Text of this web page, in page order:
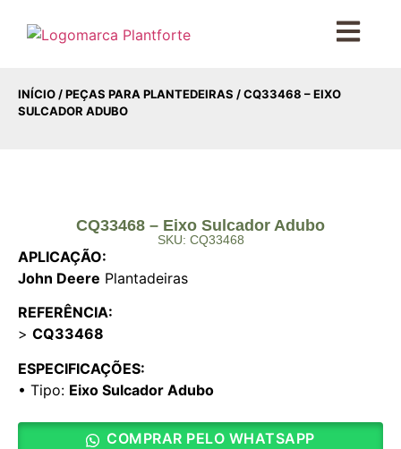
INÍCIO /PEÇAS PARA PLANTEDEIRAS / CQ33468 – EIXO
SULCADOR ADUBO
CQ33468 – Eixo Sulcador Adubo
SKU: CQ33468
APLICAÇÃO:
John Deere Plantadeiras
REFERÊNCIA:
> CQ33468
ESPECIFICAÇÕES:
• Tipo: Eixo Sulcador Adubo
COMPRAR PELO WHATSAPP